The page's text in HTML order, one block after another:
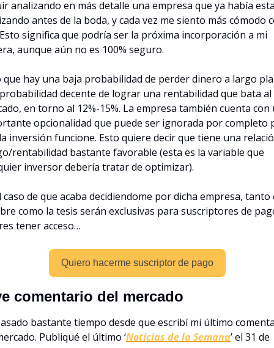
analizando en más detalle una empresa que ya había
antes de la boda, y cada vez me siento más cómodo
significa que podría ser la próxima incorporación a mi
aunque aún no es 100% seguro.
que hay una baja probabilidad de perder dinero a largo
decente de lograr una rentabilidad que bata al
en torno al 12%-15%. La empresa también cuenta con
opcionalidad que puede ser ignorada por completo
inversión funcione. Esto quiere decir que tiene una
rentabilidad bastante favorable (esta es la variable que
inversor debería tratar de optimizar).
caso de que acaba decidiendome por dicha empresa, tanto
como la tesis serán exclusivas para suscriptores de
tener acceso…
Quiero hacerme suscriptor de pago
comentario del mercado
bastante tiempo desde que escribí mi último
Publiqué el último ‘Noticias de la Semana’ el 31 de